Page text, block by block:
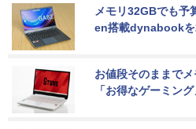
メモリ32GBでも予
en搭載dynabookを
お値段そのままで
「お得なゲーミング